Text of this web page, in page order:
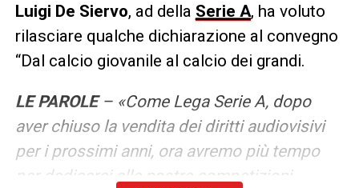
Luigi De Siervo, ad della Serie A, ha voluto
rilasciare qualche dichiarazione al convegno
“Dal calcio giovanile al calcio dei grandi.
LE PAROLE – «Come Lega Serie A, dopo
aver chiuso la vendita dei diritti audiovisivi
per i prossimi anni, ora avremo più tempo
per dedicarci alle nostre competizioni